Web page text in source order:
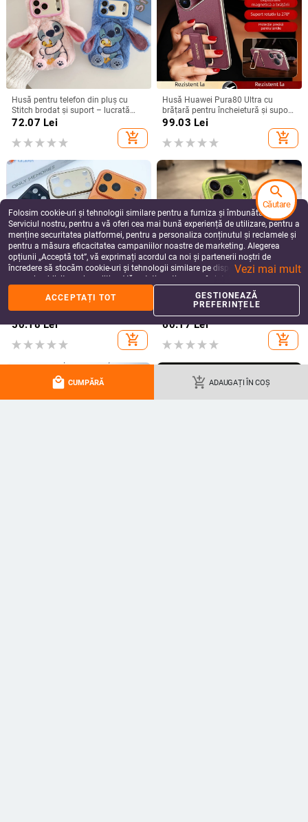
local_mall CUMPĂRĂ add_shopping_cart ADAUGAȚI ÎN COȘ
Husă pentru telefon din pluș cu
Stitch brodat și suport – lucrată
manual, stil desen animat drăguț,
protecție anti-cădere, pentru seria
iPhone 11–17
72.07 Lei
add_shopping_cart
Husă Huawei Pura80 Ultra cu
brățară pentru încheietură și suport
rotativ — textură piele Napa
99.03 Lei
add_shopping_cart
Kalexin husă protector din acril
pentru seria iPhone 11–14 –
rezistentă la uzură și la cădere,
personalizabilă, confecționată prin
turnare din plastic, stiluri
50.18Lei
add_shopping_cart
Husă pentru iPhone 17 Pro Max cu
film magnetic pentru obiectiv și
protecție completă, verde
60.17Lei
add_shopping_cart
Folosim cookie-uri și tehnologii similare pentru a furniza și îmbunătăți
Serviciul nostru, pentru a vă oferi cea mai bună experiență de utilizare, pentru a
menține securitatea platformei, pentru a personaliza conținutul și reclamele și
pentru a măsura eficacitatea campaniilor noastre de marketing. Alegerea
opțiunii „Acceptă tot”, vă exprimați acordul ca noi și partenerii noștri de
încredere să stocăm cookie-uri și tehnologii similare pe dispozitivul dvs. în
scopuri publicitare și analitice. Vă puteți gestiona preferințele în orice moment
făcând clic pe „Gestionează preferințele”. Pentru mai multe informații, vă
rugăm să consultațiPolitica noastră de confidențialitate.
Vezi mai mult
ACCEPTAȚI TOT
GESTIONEAZĂ
PREFERINȚELE
search
Căutare